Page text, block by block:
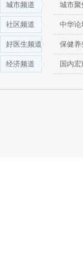
城市频道 城市聚
社区频道 中华论
好医生频道 保健养
经济频道 国内宏